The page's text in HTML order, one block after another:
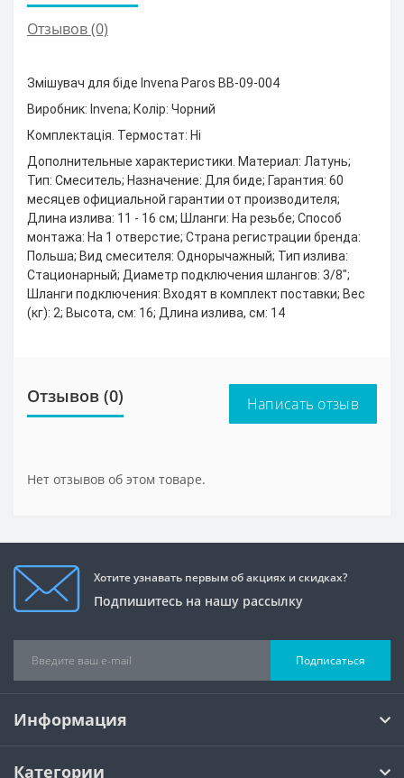
Отзывов (0)
Змішувач для біде Invena Paros BB-09-004
Виробник: Invena; Колір: Чорний
Комплектація. Термостат: Ні
Дополнительные характеристики. Материал: Латунь;
Тип: Смеситель; Назначение: Для биде; Гарантия: 60
месяцев официальной гарантии от производителя;
Длина излива: 11 - 16 см; Шланги: На резьбе; Способ
монтажа: На 1 отверстие; Страна регистрации бренда:
Польша; Вид смесителя: Однорычажный; Тип излива:
Стационарный; Диаметр подключения шлангов: 3/8";
Шланги подключения: Входят в комплект поставки; Вес
(кг): 2; Высота, см: 16; Длина излива, см: 14
Отзывов (0) Написать отзыв
Нет отзывов об этом товаре.
Хотите узнавать первым об акциях и скидках?
Подпишитесь на нашу рассылку
Подписаться
Информация
Категории